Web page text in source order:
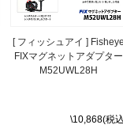
[ フィッシュアイ ] Fisheye
FIXマグネットアダプター
M52UWL28H
\10,868(税